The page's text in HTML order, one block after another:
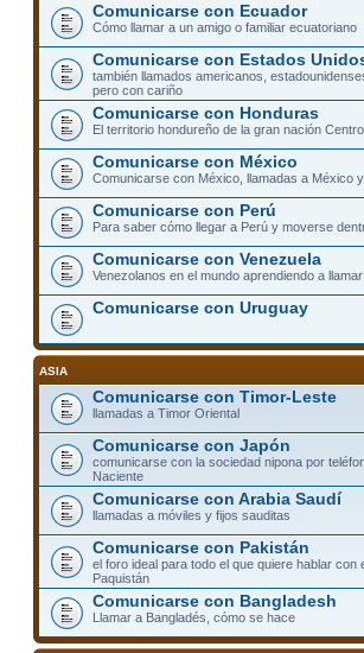
Comunicarse con Ecuador
Cómo llamar a un amigo o familiar ecuatoriano
Comunicarse con Estados
también llamados americanos,
pero con cariño
Comunicarse con Honduras
El territorio hondureño de la gran nación
Comunicarse con México
Comunicarse con México, llamadas a México
Comunicarse con Perú
Para saber cómo llegar a Perú y moverse
Comunicarse con Venezuela
Venezolanos en el mundo aprendiendo a
Comunicarse con Uruguay
ASIA
Comunicarse con Timor-Leste
llamadas a Timor Oriental
Comunicarse con Japón
comunicarse con la sociedad nipona por
Naciente
Comunicarse con Arabia Saudí
llamadas a móviles y fijos sauditas
Comunicarse con Pakistán
el foro ideal para todo el que quiere hablar con
Paquistán
Comunicarse con Bangladesh
Llamar a Bangladés, cómo se hace